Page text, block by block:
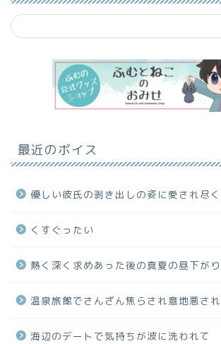
最近のボイス
優しい彼氏の剥き出しの姿に愛され尽
くすぐったい
熱く深く求めあった後の真夏の昼下がり
温泉旅館でさんざん焦らされ意地悪さ
海辺のデートで気持ちが波に洗われて